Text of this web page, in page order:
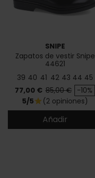
SNIPE
Zapatos de vestir Snipe
44621
39 40 41 42 43 44 45
Precio
77,00 € Precio base
85,00 € -10%
5/5star (2 opiniones)
Añadir